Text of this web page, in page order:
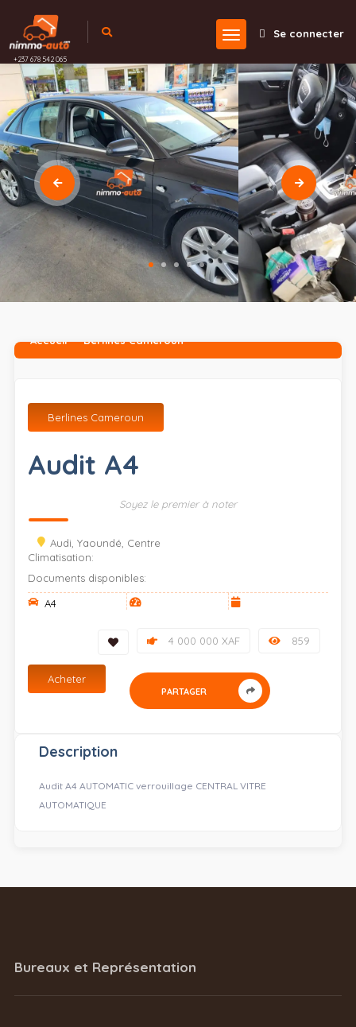
+237 678 542 065
Se connecter
Accueil Berlines Cameroun
Berlines Cameroun
Audit A4
Soyez le premier à noter
Audi, Yaoundé, Centre
Climatisation:
Documents disponibles:
A4
859
4 000 000 XAF
Acheter
PARTAGER
Description
Audit A4 AUTOMATIC verrouillage CENTRAL VITRE
AUTOMATIQUE
Bureaux et Représentation